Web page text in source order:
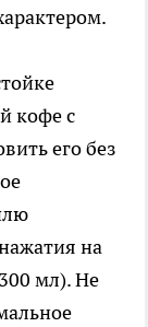
кофе с
его без
на
мл). Не